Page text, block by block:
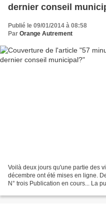
dernier conseil
Publié le 09/01/2014 à 08:58
Par Orange Autrement
Voilà deux jours qu'une partie des
décembre ont été mises en ligne.
N° trois Publication en cours... La